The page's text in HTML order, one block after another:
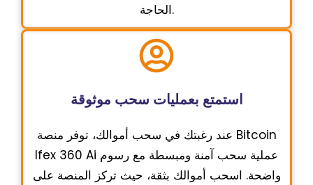
الحاجة.
استمتع بعمليات سحب موثوقة
عند رغبتك في سحب أموالك، توفر منصة Bitcoin
Ifex 360 Ai عملية سحب آمنة ومبسطة مع رسوم
واضحة. اسحب أموالك بثقة، حيث تركز المنصة على